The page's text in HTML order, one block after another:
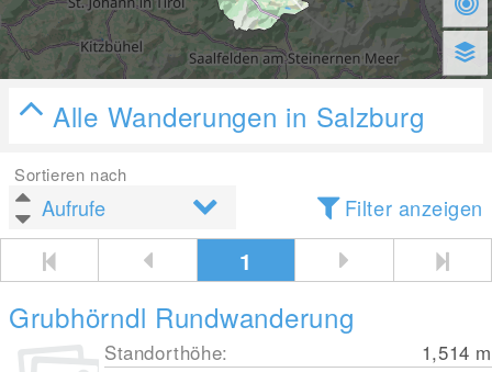
Alle Wanderungen in Salzburg
Sortieren nach
Filter anzeigen
1
Grubhörndl Rundwanderung
Standorthöhe: 1,514 m